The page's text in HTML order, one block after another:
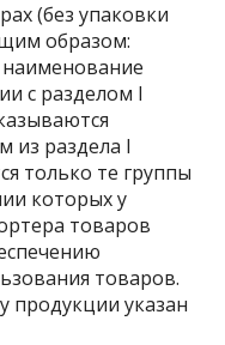
(без упаковки
образом:
наименование
с разделом I
из раздела I
только те группы
которых у
товаров
товаров.
продукции указан